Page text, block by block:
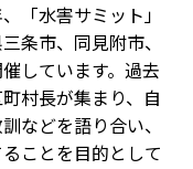
「水害サミット」
条市、同見附市、
しています。過去
村長が集まり、自
などを語り合い、
ことを目的として